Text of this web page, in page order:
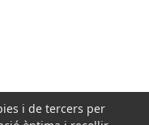
i de tercers per